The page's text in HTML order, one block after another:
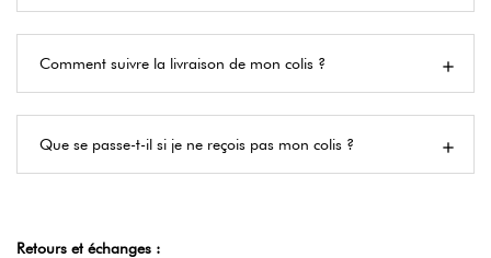
Comment suivre la livraison de mon colis ?
Que se passe-t-il si je ne reçois pas mon colis ?
Retours et échanges :